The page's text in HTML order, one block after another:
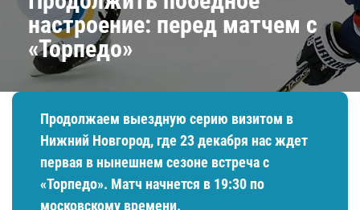
настроение: перед матчем с
«Торпедо»
Продолжаем выездную серию визитом в
Нижний Новгород, где 23 декабря нас ждет
первая в нынешнем сезоне встреча с
«Торпедо». Матч начнется в 19:30 по
московскому времени.